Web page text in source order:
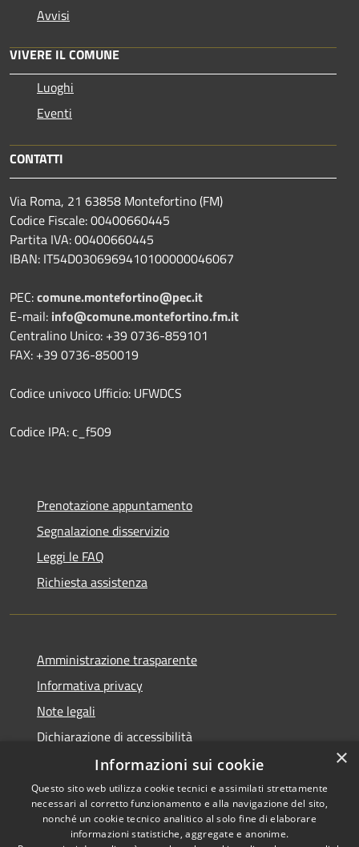
Avvisi
VIVERE IL COMUNE
Luoghi
Eventi
CONTATTI
Via Roma, 21 63858 Montefortino (FM)
Codice Fiscale: 00400660445
Partita IVA: 00400660445
IBAN: IT54D0306969410100000046067
PEC:comune.montefortino@pec.it
E-mail: info@comune.montefortino.fm.it
Centralino Unico: +39 0736-859101
FAX: +39 0736-850019
Codice univoco Ufficio: UFWDCS
Codice IPA: c_f509
Prenotazione appuntamento
Segnalazione disservizio
Leggi le FAQ
Richiesta assistenza
Amministrazione trasparente
Informativa privacy
Note legali
Dichiarazione di accessibilità
Accessibilità
Copyright © 2026 • Comune di
Montefortino • Powered by
×
Informazioni sui cookie
Questo sito web utilizza cookie tecnici e assimilati strettamente
necessari al corretto funzionamento e alla navigazione del sito,
nonché un cookie tecnico analitico al solo fine di elaborare
informazioni statistiche, aggregate e anonime.